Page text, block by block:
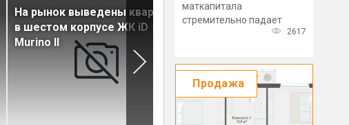
На рынок выведены квартиры
в шестом корпусе ЖК iD
Murino II
На рынок выведены
в 5 корпусе ЖК iD Park
маткапитала
стремительно падает
2617
Продажа